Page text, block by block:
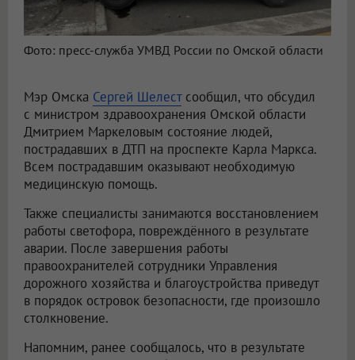
Фото: пресс-служба УМВД России по Омской области
Мэр Омска Сергей Шелестсообщил, что обсудил
с министром здравоохранения Омской области
Дмитрием Маркеловым состояние людей,
пострадавших в ДТП на проспекте Карла Маркса.
Всем пострадавшим оказывают необходимую
медицинскую помощь.
Также специалисты занимаются восстановлением
работы светофора, повреждённого в результате
аварии. После завершения работы
правоохранителей сотрудники Управления
дорожного хозяйства и благоустройства приведут
в порядок островок безопасности, где произошло
столкновение.
Напомним, ранее сообщалось, что в результате